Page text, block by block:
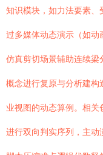
知识模块，如力法要素、
过多媒体动态演示（如动
仿真剪切场景辅助连续梁
概念进行复原与分析建
业视图的动态算例。相
进行双向判实序列，主动